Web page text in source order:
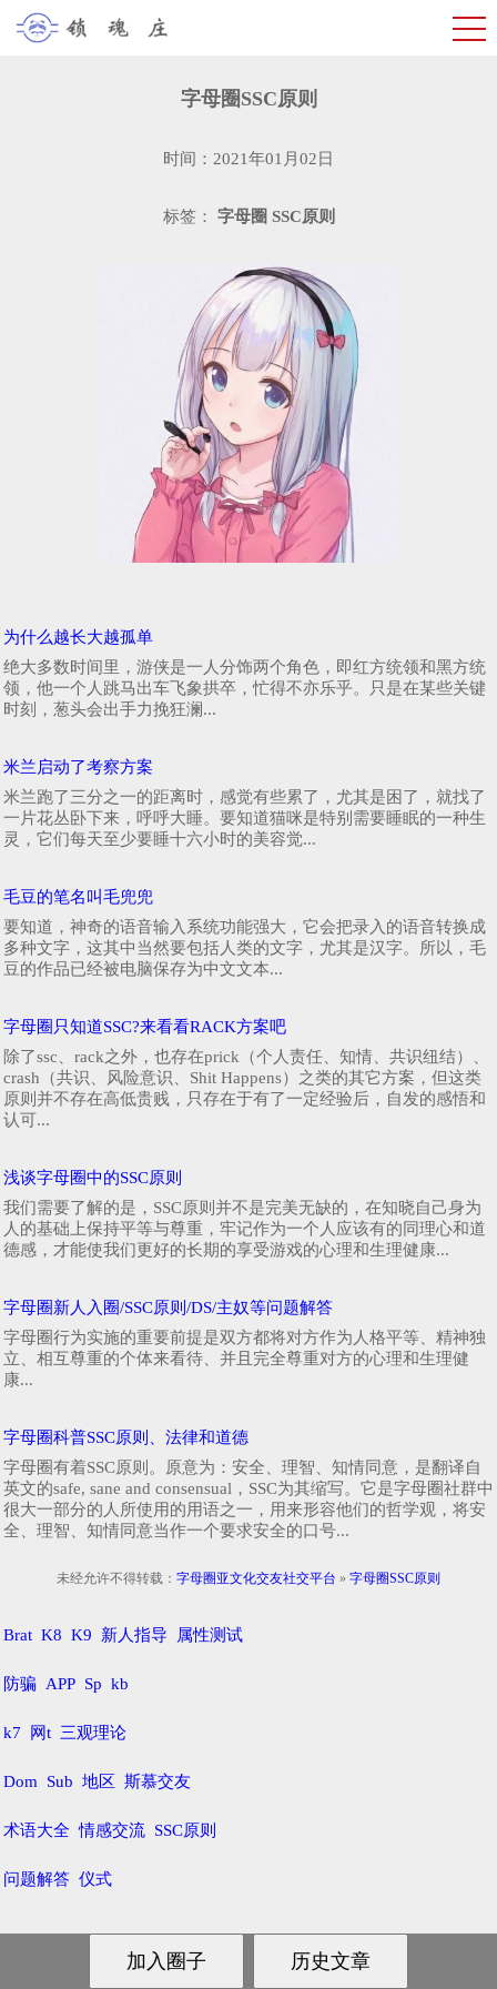
字母圈SSC原则
时间：2021年01月02日
标签： 字母圈 SSC原则
为什么越长大越孤单
绝大多数时间里，游侠是一人分饰两个角色，即红方统领和黑方统
领，他一个人跳马出车飞象拱卒，忙得不亦乐乎。只是在某些关键
时刻，葱头会出手力挽狂澜...
米兰启动了考察方案
米兰跑了三分之一的距离时，感觉有些累了，尤其是困了，就找了
一片花丛卧下来，呼呼大睡。要知道猫咪是特别需要睡眠的一种生
灵，它们每天至少要睡十六小时的美容觉...
毛豆的笔名叫毛兜兜
要知道，神奇的语音输入系统功能强大，它会把录入的语音转换成
多种文字，这其中当然要包括人类的文字，尤其是汉字。所以，毛
豆的作品已经被电脑保存为中文文本...
字母圈只知道SSC?来看看RACK方案吧
除了ssc、rack之外，也存在prick（个人责任、知情、共识纽结）、
crash（共识、风险意识、Shit Happens）之类的其它方案，但这类
原则并不存在高低贵贱，只存在于有了一定经验后，自发的感悟和
认可...
浅谈字母圈中的SSC原则
我们需要了解的是，SSC原则并不是完美无缺的，在知晓自己身为
人的基础上保持平等与尊重，牢记作为一个人应该有的同理心和道
德感，才能使我们更好的长期的享受游戏的心理和生理健康...
字母圈新人入圈/SSC原则/DS/主奴等问题解答
字母圈行为实施的重要前提是双方都将对方作为人格平等、精神独
立、相互尊重的个体来看待、并且完全尊重对方的心理和生理健
康...
字母圈科普SSC原则、法律和道德
字母圈有着SSC原则。原意为：安全、理智、知情同意，是翻译自
英文的safe, sane and consensual，SSC为其缩写。它是字母圈社群中
很大一部分的人所使用的用语之一，用来形容他们的哲学观，将安
全、理智、知情同意当作一个要求安全的口号...
未经允许不得转载： 字母圈亚文化交友社交平台 » 字母圈SSC原则
Brat K8 K9 新人指导 属性测试
防骗 APP Sp kb
k7 网t 三观理论
Dom Sub 地区 斯慕交友
术语大全 情感交流 SSC原则
问题解答 仪式
鄂ICP备20000581号-1© 2018-2021 锁魂庄-字母圈亚文化交友社交平台